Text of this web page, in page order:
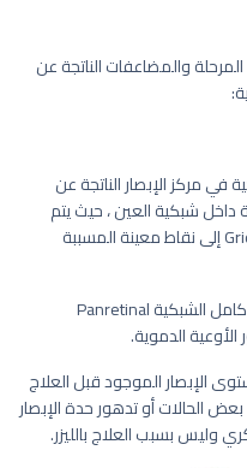
والمضاعفات الناتجة عن
في مركز الإبصار الناتجة عن
داخل شبكية العين ، حيث يتم
تسليط الليزر Grid macular Photocoagulation إلى نقاط معينة المسببة
كما يتم يستخدم الليزر بشكل أوسع لعلاج كامل الشبكية Panretinal
الإبصار الموجود قبل العلاج
بعض الحالات أو تدهور حدة الإبصار
وليس بسبب العلاج بالليزر.